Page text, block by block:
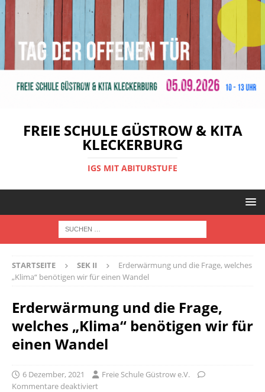
FREIE SCHULE GÜSTROW & KITA
KLECKERBURG
IGS MIT ABITURSTUFE
STARTSEITE SEK II
Erderwärmung und die Frage, welches
„Klima“ benötigen wir für einen Wandel
Erderwärmung und die Frage,
welches „Klima“ benötigen wir für
einen Wandel
6 Dezember, 2021
Freie Schule Güstrow e.V.
Kommentare deaktiviert